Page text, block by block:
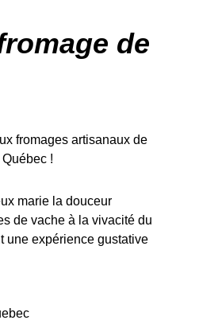
de
fromages artisanaux de
!
marie la douceur
de vache à la vivacité du
une expérience gustative